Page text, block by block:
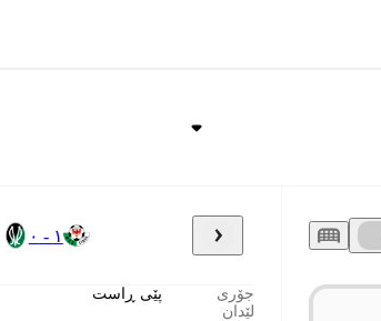
١ - ٠
جۆری
لێدان
پێی ڕاست